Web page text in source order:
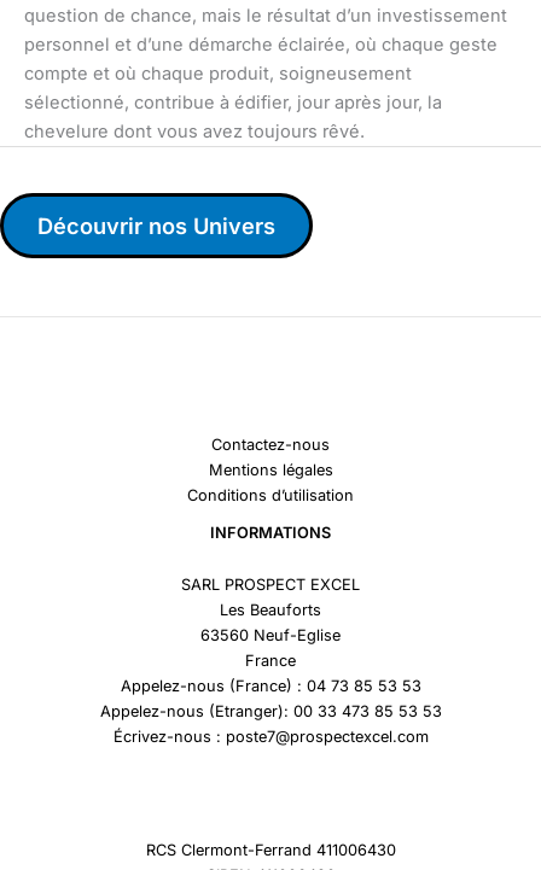
question de chance, mais le résultat d’un investissement
personnel et d’une démarche éclairée, où chaque geste
compte et où chaque produit, soigneusement
sélectionné, contribue à édifier, jour après jour, la
chevelure dont vous avez toujours rêvé.
Découvrir nos Univers
Contactez-nous
Mentions légales
Conditions d’utilisation
INFORMATIONS
SARL PROSPECT EXCEL
Les Beauforts
63560 Neuf-Eglise
France
Appelez-nous (France) : 04 73 85 53 53
Appelez-nous (Etranger): 00 33 473 85 53 53
Écrivez-nous : poste7@prospectexcel.com
RCS Clermont-Ferrand 411006430